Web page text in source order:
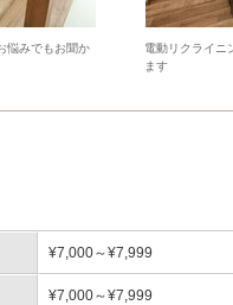
悩みでもお聞か
電動リクライニ
ます
¥7,000～¥7,999
¥7,000～¥7,999